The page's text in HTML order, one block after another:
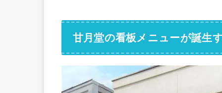
甘月堂の看板メニューが誕生